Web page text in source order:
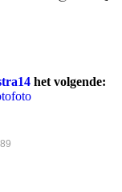
het volgende:
foto